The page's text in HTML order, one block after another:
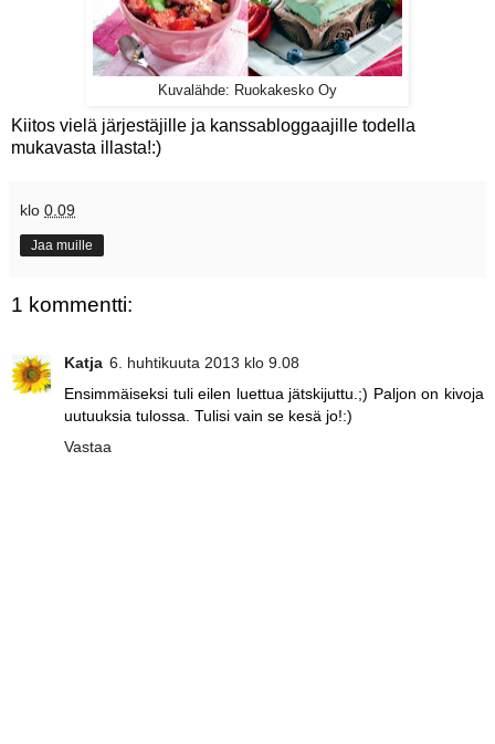
Kuvalähde: Ruokakesko Oy
Kiitos vielä järjestäjille ja kanssabloggaajille todella
mukavasta illasta!:)
klo 0.09
Jaa muille
1 kommentti:
Katja 6. huhtikuuta 2013 klo 9.08
Ensimmäiseksi tuli eilen luettua jätskijuttu.;) Paljon on kivoja
uutuuksia tulossa. Tulisi vain se kesä jo!:)
Vastaa